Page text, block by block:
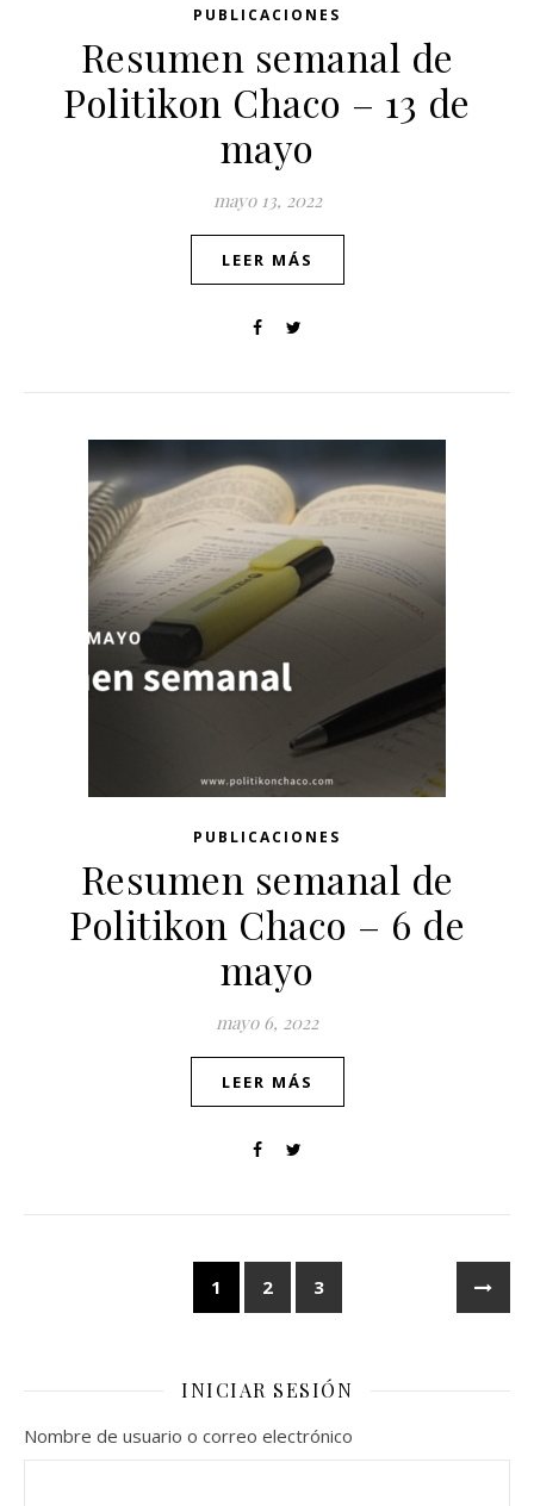
PUBLICACIONES
Resumen semanal de
Politikon Chaco – 13 de
mayo
mayo 13, 2022
LEER MÁS
PUBLICACIONES
Resumen semanal de
Politikon Chaco – 6 de
mayo
mayo 6, 2022
LEER MÁS
1 2 3
INICIAR SESIÓN
Nombre de usuario o correo electrónico